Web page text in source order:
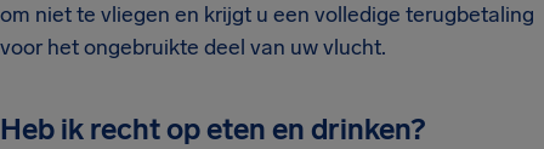
om niet te vliegen en krijgt u een volledige terugbetaling
voor het ongebruikte deel van uw vlucht.
Heb ik recht op eten en drinken?